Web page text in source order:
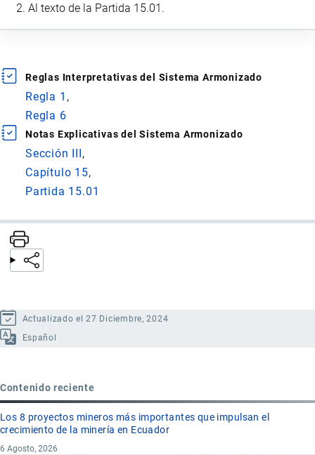
Al texto de la Partida 15.01.
Reglas Interpretativas del Sistema Armonizado
Regla 1
Regla 6
Notas Explicativas del Sistema Armonizado
Sección III
Capítulo 15
Partida 15.01
Actualizado el 27 Diciembre, 2024
Español
Contenido reciente
Los 8 proyectos mineros más importantes que impulsan el
crecimiento de la minería en Ecuador
6 Agosto, 2026